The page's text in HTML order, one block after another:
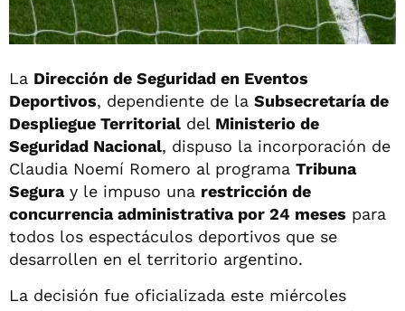
La Dirección de Seguridad en Eventos
Deportivos, dependiente de la Subsecretaría de
Despliegue Territorial del Ministerio de
Seguridad Nacional, dispuso la incorporación de
Claudia Noemí Romero al programa Tribuna
Seguray le impuso una restricción de
concurrencia administrativa por 24 meses para
todos los espectáculos deportivos que se
desarrollen en el territorio argentino.
La decisión fue oficializada este miércoles